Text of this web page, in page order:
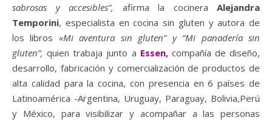
sabrosas y accesibles”, afirma la cocinera Alejandra
Temporini, especialista en cocina sin gluten y autora de
los libros «Mi aventura sin gluten” y “Mi panadería sin
gluten”,quien trabaja junto a Essen, compañía de diseño,
desarrollo, fabricación y comercialización de productos de
alta calidad para la cocina, con presencia en 6 países de
Latinoamérica -Argentina, Uruguay, Paraguay, Bolivia,Perú
y México, para visibilizar y acompañar a las personas